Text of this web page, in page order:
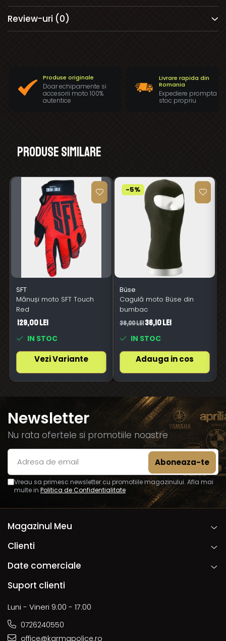
Review-uri (0)
Produse originale
Doar echipamente si
accesorii moto 100%
autentice
Livrare rapida din
Romania
Expediere prompta
stoc propriu
Produse similare
SFT
Mănuși moto SFT Touch
Red
129,00 Lei
IN STOC
Vezi Variante
-5%
Büse
Cagulă moto Büse din
bumbac
38,00 Lei36,10 Lei
IN STOC
Adauga in cos
Newsletter
Nu rata ofertele si promotiile noastre
Vreau sa primesc newsletter cu promotiile magazinului. Afla mai
multe in Politica de Confidentialitate
Magazinul Meu
Clienti
Date comerciale
Suport clienti
Luni - Vineri 9:00 - 17:00
0726240550
office@karmapolice.ro